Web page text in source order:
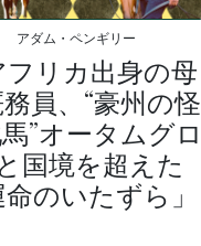
アダム・ペンギリー
フリカ出身の母
員、“豪州の怪
”オータムグロ
国境を超えた
命のいたずら」